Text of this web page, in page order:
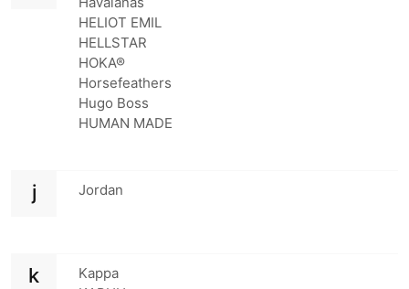
HELIOT EMIL
HELLSTAR
HOKA®
Horsefeathers
Hugo Boss
HUMAN MADE
j Jordan
k
Kappa